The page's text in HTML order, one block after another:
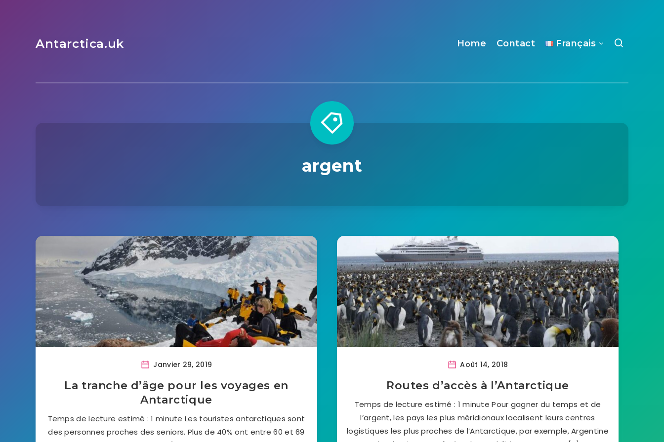
Antarctica.uk Home Contact Français
argent
Janvier 29, 2019
La tranche d’âge pour les voyages en
Antarctique
Temps de lecture estimé : 1 minute Les touristes antarctiques sont
des personnes proches des seniors. Plus de 40% ont entre 60 et 69
Août 14, 2018
Routes d’accès à l’Antarctique
Temps de lecture estimé : 1 minute Pour gagner du temps et de
l’argent, les pays les plus méridionaux localisent leurs centres
logistiques les plus proches de l’Antarctique, par exemple, Argentine